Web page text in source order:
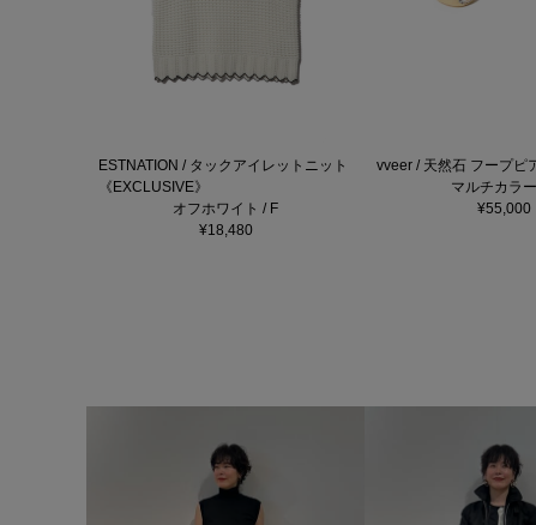
ESTNATION / タックアイレットニット
《EXCLUSIVE》
オフホワイト / F
¥18,480
vveer / 天然石 フープピ
マルチカラ
¥55,000